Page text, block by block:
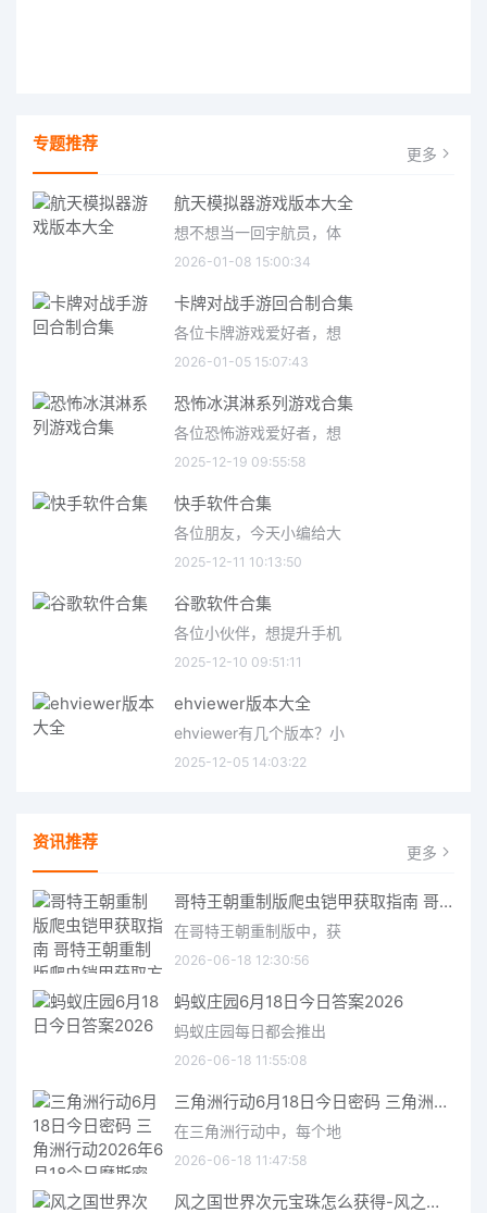
专题推荐 更多
航天模拟器游戏版本大全
想不想当一回宇航员，体
2026-01-08 15:00:34
卡牌对战手游回合制合集
各位卡牌游戏爱好者，想
2026-01-05 15:07:43
恐怖冰淇淋系列游戏合集
各位恐怖游戏爱好者，想
2025-12-19 09:55:58
快手软件合集
各位朋友，今天小编给大
2025-12-11 10:13:50
谷歌软件合集
各位小伙伴，想提升手机
2025-12-10 09:51:11
ehviewer版本大全
ehviewer有几个版本？小
2025-12-05 14:03:22
资讯推荐 更多
哥特王朝重制版爬虫铠甲获取指南 哥特王朝重制版爬虫铠甲获取方法
在哥特王朝重制版中，获
2026-06-18 12:30:56
蚂蚁庄园6月18日今日答案2026
蚂蚁庄园每日都会推出
2026-06-18 11:55:08
三角洲行动6月18日今日密码 三角洲行动2026年6月18今日摩斯密码分享
在三角洲行动中，每个地
2026-06-18 11:47:58
风之国世界次元宝珠怎么获得-风之国世界次元宝珠获取方法介绍